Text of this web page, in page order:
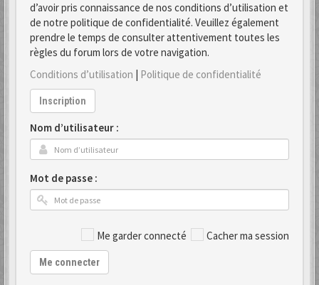
d’avoir pris connaissance de nos conditions d’utilisation et
de notre politique de confidentialité. Veuillez également
prendre le temps de consulter attentivement toutes les
règles du forum lors de votre navigation.
Conditions d’utilisation | Politique de confidentialité
Inscription
Nom d’utilisateur :
Mot de passe :
Me garder connecté Cacher ma session
Me connecter